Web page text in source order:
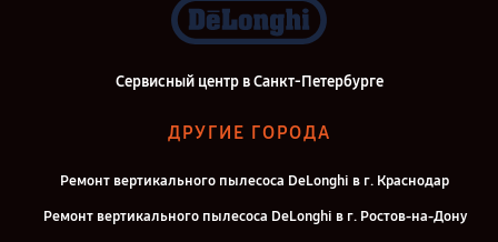
Сервисный центр в Санкт-Петербурге
ДРУГИЕ ГОРОДА
Ремонт вертикального пылесоса DeLonghi в г. Краснодар
Ремонт вертикального пылесоса DeLonghi в г. Ростов-на-Дону